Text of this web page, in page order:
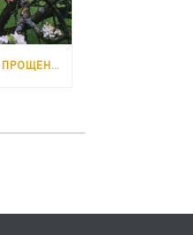
УРОК №10. ПОКАЯННЯ І ПРОЩЕННЯ. 30 ТРАВНЯ – 5 ЧЕРВНЯ 2026 РОКУ